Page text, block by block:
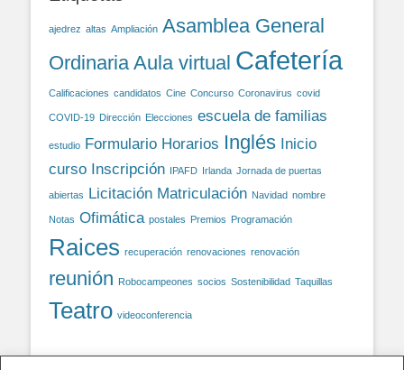
ajedrez altas Ampliación Asamblea General
Ordinaria Aula virtual Cafetería
Calificaciones candidatos Cine Concurso Coronavirus covid
COVID-19 Dirección Elecciones escuela de familias
estudio Formulario Horarios Inglés Inicio
curso Inscripción IPAFD Irlanda Jornada de puertas
abiertas Licitación Matriculación Navidad nombre
Notas Ofimática postales Premios Programación
Raices recuperación renovaciones renovación
reunión Robocampeones socios Sostenibilidad Taquillas
Teatro videoconferencia